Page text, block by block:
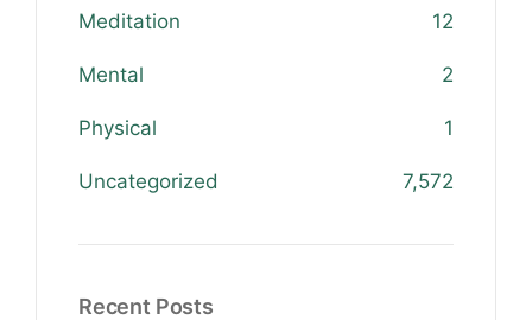
Meditation 12
Mental 2
Physical 1
Uncategorized 7,572
Recent Posts